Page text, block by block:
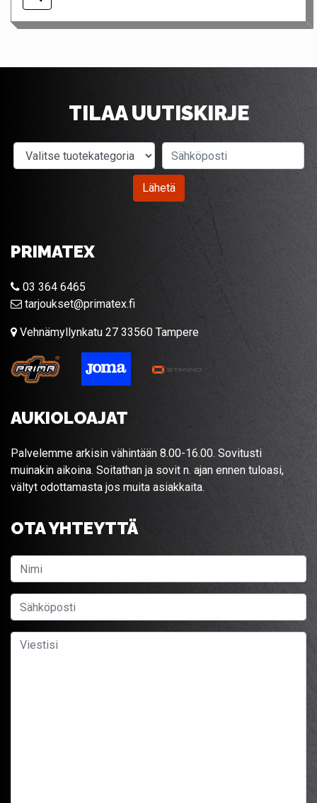
TILAA UUTISKIRJE
Valitse tuotekategoria
Lähetä
PRIMATEX
03 364 6465
tarjoukset@primatex.fi
Vehnämyllynkatu 27 33560 Tampere
AUKIOLOAJAT
Palvelemme arkisin vähintään 8.00-16.00. Sovitusti
muinakin aikoina. Soitathan ja sovit n. ajan ennen tuloasi,
vältyt odottamasta jos muita asiakkaita.
OTA YHTEYTTÄ